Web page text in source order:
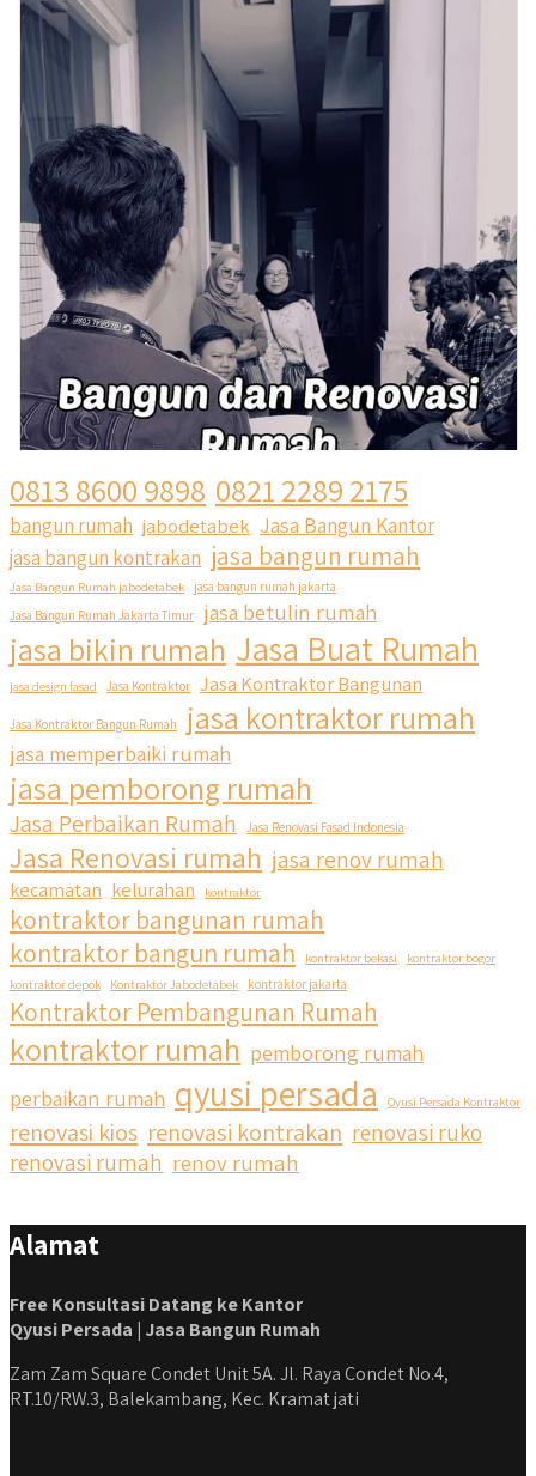
qyusipersada
Siapa yang udah masuk List untuk Bangun dan Renovasi
rumah Di @qyusipersada dengan sistem Cicilan ?? 🤗
Untuk informasi lebih lanjut terkait program cicilan ini temen
temen bisa langsung klik link di bio yaa
#jasabangunrumahjakarta #jasarenovasirumahjakarta
#kontraktorjakarta #kontraktorbangunan
#kontraktorbangunanrumah #kontraktorbangunanjakarta
#kontraktorbekasi #kontraktorinteriorjakarta
#jasabangunrumahdepok #jasarenovasirumahbekasi
#jasadesainrumahmurah #jasadesainrumahjakarta
#kontraktorbangunanjabodetabek
0813 8600 9898 0821 2289 2175
bangun rumah jabodetabek Jasa Bangun Kantor
jasa bangun kontrakan jasa bangun rumah
Jasa Bangun Rumah jabodetabek
jasa bangun rumah jakarta
Jasa Bangun Rumah Jakarta Timur
jasa betulin rumah
jasa bikin rumah Jasa Buat Rumah
jasa design fasad Jasa Kontraktor Jasa Kontraktor Bangunan
Jasa Kontraktor Bangun Rumah jasa kontraktor rumah
jasa memperbaiki rumah
jasa pemborong rumah
Jasa Perbaikan Rumah Jasa Renovasi Fasad Indonesia
Jasa Renovasi rumah jasa renov rumah
kecamatan kelurahan kontraktor
kontraktor bangunan rumah
kontraktor bangun rumah
kontraktor bekasi
kontraktor bogor
kontraktor depok
Kontraktor Jabodetabek kontraktor jakarta
Kontraktor Pembangunan Rumah
kontraktor rumah pemborong rumah
perbaikan rumah qyusi persada Qyusi Persada Kontraktor
renovasi kios renovasi kontrakan renovasi ruko
renovasi rumah renov rumah
Alamat
Free Konsultasi Datang ke Kantor
Qyusi Persada | Jasa Bangun Rumah
Zam Zam Square Condet Unit 5A. Jl. Raya Condet No.4,
RT.10/RW.3, Balekambang, Kec. Kramat jati